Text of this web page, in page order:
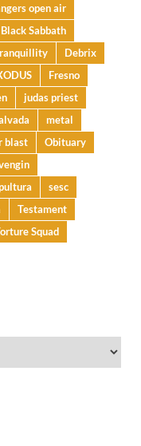
open air
Black Sabbath
Debrix
Fresno
judas priest
metal
blast
Obituary
sesc
Testament
Squad